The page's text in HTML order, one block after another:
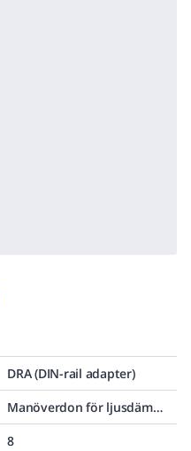
DRA (DIN-rail adapter)
Manöverdon för ljusdämpning
8